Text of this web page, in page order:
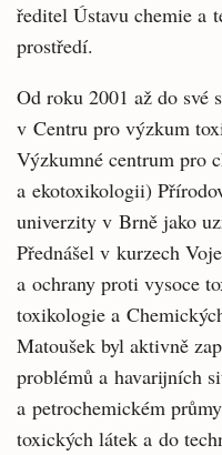
ředitel Ústavu chemie a
prostředí.
Od roku 2001 až do své
v Centru pro výzkum
Výzkumné centrum pro
a ekotoxikologii)
univerzity v Brně jako
Přednášel v kurzech
a ochrany proti vysoce
toxikologie a
Matoušek byl aktivně
problémů a havarijních
a petrochemickém
toxických látek a do